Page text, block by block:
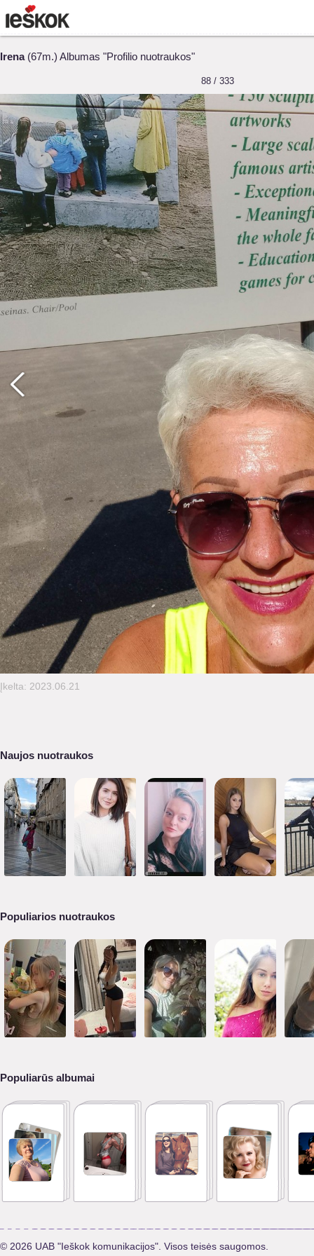
Irena(67m.) Albumas "Profilio nuotraukos"
88 / 333
Įkelta: 2023.06.21
Naujos nuotraukos
Populiarios nuotraukos
Populiarūs albumai
© 2026 UAB "Ieškok komunikacijos". Visos teisės saugomos.